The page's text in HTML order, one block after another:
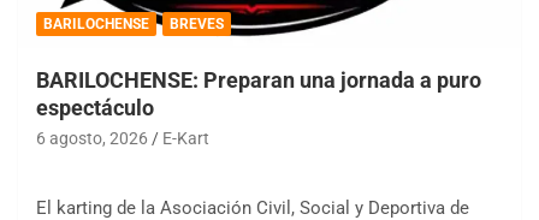
BARILOCHENSE BREVES
BARILOCHENSE: Preparan una jornada a puro
espectáculo
6 agosto, 2026 E-Kart
El karting de la Asociación Civil, Social y Deportiva de